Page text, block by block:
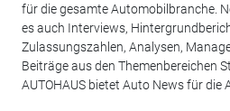
für die gesamte Automobilbranche.
es auch Interviews,
Zulassungszahlen, Analysen,
Beiträge aus den Themenbereichen
AUTOHAUS bietet Auto News für die